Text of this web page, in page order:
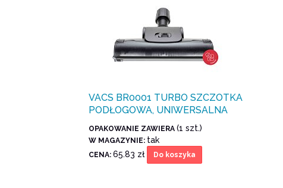
VACS BR0001 TURBO SZCZOTKA
PODŁOGOWA, UNIWERSALNA
OPAKOWANIE ZAWIERA(1 szt.)
W MAGAZYNIE: tak
CENA:65.83 zł Do koszyka